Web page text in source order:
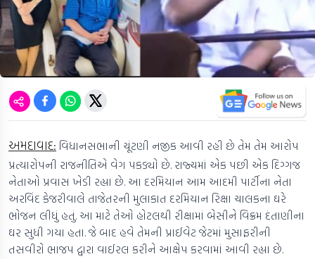
અમદાવાદ: વિધાનસભાની ચૂંટણી નજીક આવી રહી છે તેમ તેમ આરોપ
પ્રત્યારોપની રાજનીતિએ વેગ પકડ્યો છે. રાજ્યમાં એક પછી એક દિગ્ગજ
નેતાઓ પ્રવાસ ખેડી રહ્યા છે. આ દરમિયાન આમ આદમી પાર્ટીના નેતા
અરવિંદ કેજરીવાલે તાજેતરની મુલાકાત દરમિયાન રિક્ષા ચાલકના ઘરે
ભોજન લીધું હતું. આ માટે તેઓ હોટલથી રીક્ષામાં બેસીને વિક્રમ દંતાણીના
ઘર સુધી ગયા હતા. જે બાદ હવે તેમની પ્રાઈવેટ જેટમાં મુસાફરીની
તસવીરો ભાજપ દ્વારા વાઈરલ કરીને આક્ષેપ કરવામાં આવી રહ્યા છે.